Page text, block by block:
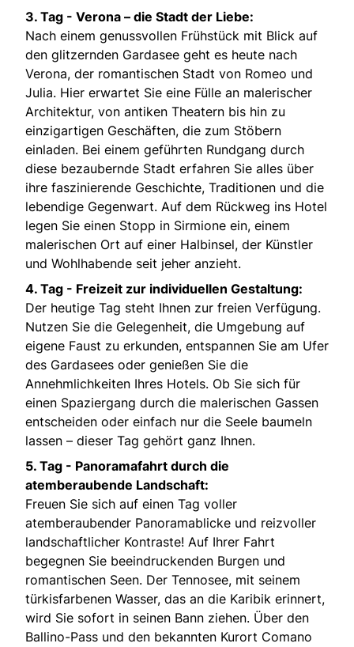
3. Tag - Verona – die Stadt der Liebe:
Nach einem genussvollen Frühstück mit Blick auf
den glitzernden Gardasee geht es heute nach
Verona, der romantischen Stadt von Romeo und
Julia. Hier erwartet Sie eine Fülle an malerischer
Architektur, von antiken Theatern bis hin zu
einzigartigen Geschäften, die zum Stöbern
einladen. Bei einem geführten Rundgang durch
diese bezaubernde Stadt erfahren Sie alles über
ihre faszinierende Geschichte, Traditionen und die
lebendige Gegenwart. Auf dem Rückweg ins Hotel
legen Sie einen Stopp in Sirmione ein, einem
malerischen Ort auf einer Halbinsel, der Künstler
und Wohlhabende seit jeher anzieht.
4. Tag - Freizeit zur individuellen Gestaltung:
Der heutige Tag steht Ihnen zur freien Verfügung.
Nutzen Sie die Gelegenheit, die Umgebung auf
eigene Faust zu erkunden, entspannen Sie am Ufer
des Gardasees oder genießen Sie die
Annehmlichkeiten Ihres Hotels. Ob Sie sich für
einen Spaziergang durch die malerischen Gassen
entscheiden oder einfach nur die Seele baumeln
lassen – dieser Tag gehört ganz Ihnen.
5. Tag - Panoramafahrt durch die
atemberaubende Landschaft:
Freuen Sie sich auf einen Tag voller
atemberaubender Panoramablicke und reizvoller
landschaftlicher Kontraste! Auf Ihrer Fahrt
begegnen Sie beeindruckenden Burgen und
romantischen Seen. Der Tennosee, mit seinem
türkisfarbenen Wasser, das an die Karibik erinnert,
wird Sie sofort in seinen Bann ziehen. Über den
Ballino-Pass und den bekannten Kurort Comano